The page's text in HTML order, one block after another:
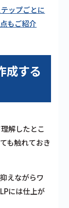
ップごとに
もご紹介
成する
解したとこ
も触れておき
えながらワ
には仕上が